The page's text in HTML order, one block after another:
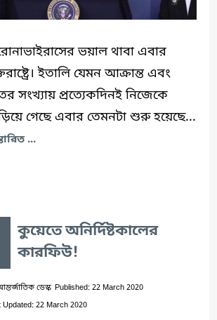
ভয়াল থাবা এবার
ইতালি যেমন আক্রান্ত এবং
সংখ্যায় প্রত্যেকদিনই নিজেকে
গেছে এবার তেমনটা শুরু হয়েছে...
...
কুয়েতে অনির্দিষ্টকালের
কারফিউ!
ডেস্ক Published: 22 March 2020
Updated: 22 March 2020